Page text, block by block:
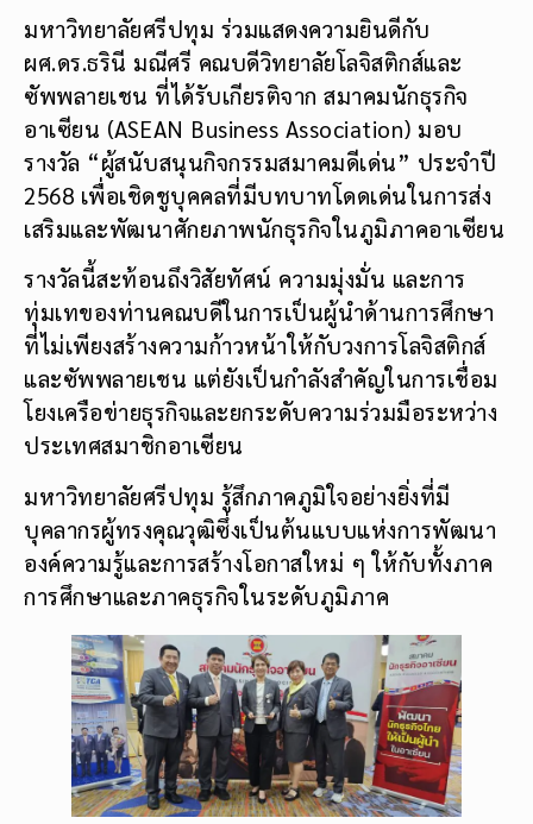
มหาวิทยาลัยศรีปทุม ร่วมแสดงความยินดีกับ
ผศ.ดร.ธรินี มณีศรี คณบดีวิทยาลัยโลจิสติกส์และ
ซัพพลายเชน ที่ได้รับเกียรติจาก สมาคมนักธุรกิจ
อาเซียน (ASEAN Business Association) มอบ
รางวัล “ผู้สนับสนุนกิจกรรมสมาคมดีเด่น” ประจำปี
2568 เพื่อเชิดชูบุคคลที่มีบทบาทโดดเด่นในการส่ง
เสริมและพัฒนาศักยภาพนักธุรกิจในภูมิภาคอาเซียน
รางวัลนี้สะท้อนถึงวิสัยทัศน์ ความมุ่งมั่น และการ
ทุ่มเทของท่านคณบดีในการเป็นผู้นำด้านการศึกษา
ที่ไม่เพียงสร้างความก้าวหน้าให้กับวงการโลจิสติกส์
และซัพพลายเชน แต่ยังเป็นกำลังสำคัญในการเชื่อม
โยงเครือข่ายธุรกิจและยกระดับความร่วมมือระหว่าง
ประเทศสมาชิกอาเซียน
มหาวิทยาลัยศรีปทุม รู้สึกภาคภูมิใจอย่างยิ่งที่มี
บุคลากรผู้ทรงคุณวุฒิซึ่งเป็นต้นแบบแห่งการพัฒนา
องค์ความรู้และการสร้างโอกาสใหม่ ๆ ให้กับทั้งภาค
การศึกษาและภาคธุรกิจในระดับภูมิภาค